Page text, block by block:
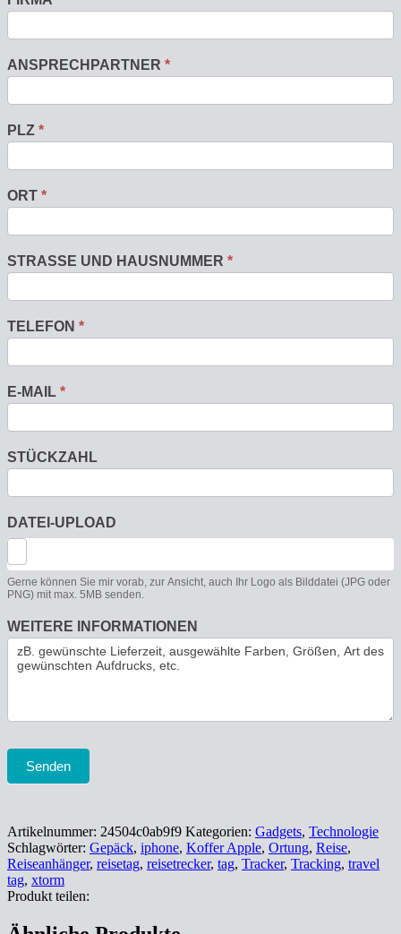
ANSPRECHPARTNER *
PLZ *
ORT *
STRASSE UND HAUSNUMMER *
TELEFON *
E-MAIL *
STÜCKZAHL
DATEI-UPLOAD
Gerne können Sie mir vorab, zur Ansicht, auch Ihr Logo als Bilddatei (JPG oder
PNG) mit max. 5MB senden.
WEITERE INFORMATIONEN
Senden
Artikelnummer: 24504c0ab9f9 Kategorien: Gadgets, Technologie
Schlagwörter: Gepäck, iphone, Koffer Apple, Ortung, Reise,
Reiseanhänger, reisetag, reisetrecker, tag, Tracker, Tracking, travel
tag, xtorm
Produkt teilen: